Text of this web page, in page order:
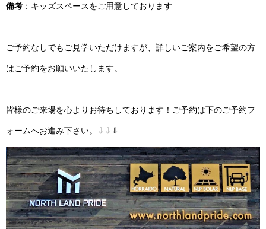
備考 ：キッズスペースをご用意しております
ご予約なしでもご見学いただけますが、詳しいご案内をご希望の方
はご予約をお願いいたします。
皆様のご来場を心よりお待ちしております！ご予約は下のご予約フ
ォームへお進み下さい。⇩⇩⇩